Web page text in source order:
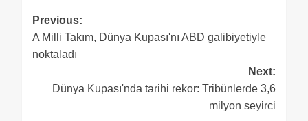
Previous:
A Milli Takım, Dünya Kupası'nı ABD galibiyetiyle
noktaladı
Next:
Dünya Kupası'nda tarihi rekor: Tribünlerde 3,6
milyon seyirci